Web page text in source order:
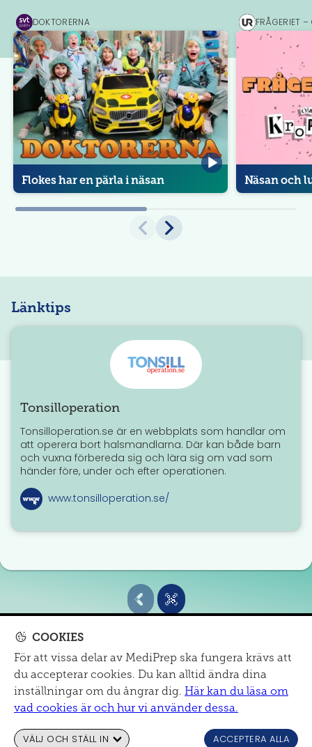
SVT
Play
DOKTORERNA
Flokes har en pärla i näsan
UR FRÅGERIET –
Näsan och
Länktips
Tonsilloperation
Tonsilloperation.se är en webbplats som handlar om
att operera bort halsmandlarna. Där kan både barn
och vuxna förbereda sig och lära sig om vad som
händer före, under och efter operationen.
www.tonsilloperation.se/
MITT SJUKHUS
Om oss|mail@mediprep.se|Informationsmaterial
Cookies och dataskydd
Tillgänglighet
COOKIES
För att vissa delar av MediPrep ska fungera krävs att
du accepterar cookies. Du kan alltid ändra dina
inställningar om du ångrar dig. Här kan du läsa om
vad cookies är och hur vi använder dessa.
VÄLJ OCH STÄLL IN ACCEPTERA ALLA